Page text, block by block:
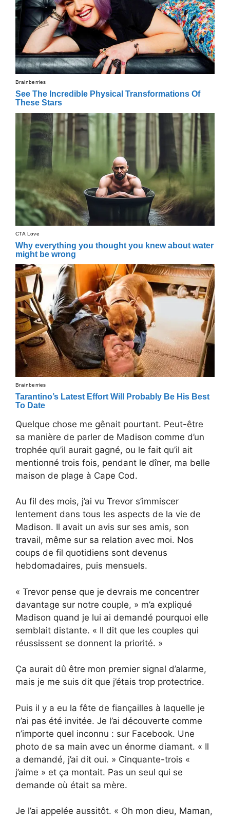
Quelque chose me gênait pourtant. Peut-être
sa manière de parler de Madison comme d’un
trophée qu’il aurait gagné, ou le fait qu’il ait
mentionné trois fois, pendant le dîner, ma belle
maison de plage à Cape Cod.
Au fil des mois, j’ai vu Trevor s’immiscer
lentement dans tous les aspects de la vie de
Madison. Il avait un avis sur ses amis, son
travail, même sur sa relation avec moi. Nos
coups de fil quotidiens sont devenus
hebdomadaires, puis mensuels.
« Trevor pense que je devrais me concentrer
davantage sur notre couple, » m’a expliqué
Madison quand je lui ai demandé pourquoi elle
semblait distante. « Il dit que les couples qui
réussissent se donnent la priorité. »
Ça aurait dû être mon premier signal d’alarme,
mais je me suis dit que j’étais trop protectrice.
Puis il y a eu la fête de fiançailles à laquelle je
n’ai pas été invitée. Je l’ai découverte comme
n’importe quel inconnu : sur Facebook. Une
photo de sa main avec un énorme diamant. « Il
a demandé, j’ai dit oui. » Cinquante-trois «
j’aime » et ça montait. Pas un seul qui se
demande où était sa mère.
Je l’ai appelée aussitôt. « Oh mon dieu, Maman,